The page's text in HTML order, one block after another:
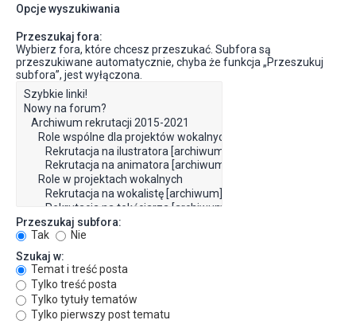
Opcje wyszukiwania
Przeszukaj fora:
Wybierz fora, które chcesz przeszukać. Subfora są
przeszukiwane automatycznie, chyba że funkcja „Przeszukuj
subfora”, jest wyłączona.
Przeszukaj subfora:
Tak
Nie
Szukaj w:
Temat i treść posta
Tylko treść posta
Tylko tytuły tematów
Tylko pierwszy post tematu